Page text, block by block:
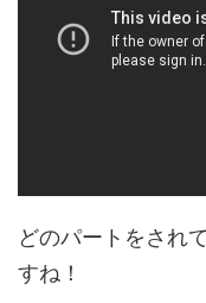
どのパートをされ
すね！